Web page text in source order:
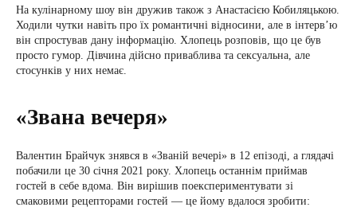
На кулінарному шоу він дружив також з Анастасією Кобиляцькою.
Ходили чутки навіть про їх романтичні відносини, але в інтерв’ю
він спростував дану інформацію. Хлопець розповів, що це був
просто гумор. Дівчина дійсно приваблива та сексуальна, але
стосунків у них немає.
«Звана вечеря»
Валентин Брайчук знявся в «Званій вечері» в 12 епізоді, а глядачі
побачили це 30 січня 2021 року. Хлопець останнім приймав
гостей в себе вдома. Він вирішив поекспериментувати зі
смаковими рецепторами гостей — це йому вдалося зробити: